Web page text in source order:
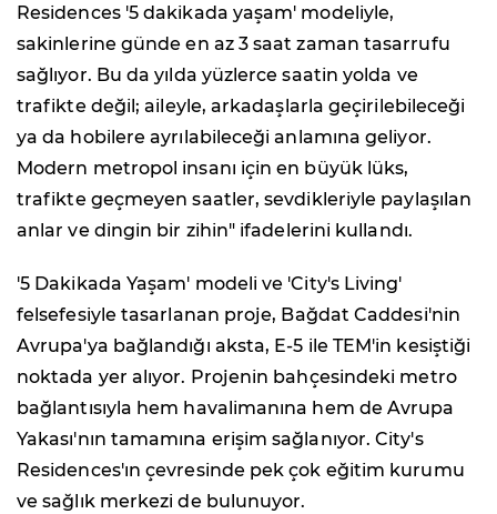
Residences '5 dakikada yaşam' modeliyle,
sakinlerine günde en az 3 saat zaman tasarrufu
sağlıyor. Bu da yılda yüzlerce saatin yolda ve
trafikte değil; aileyle, arkadaşlarla geçirilebileceği
ya da hobilere ayrılabileceği anlamına geliyor.
Modern metropol insanı için en büyük lüks,
trafikte geçmeyen saatler, sevdikleriyle paylaşılan
anlar ve dingin bir zihin" ifadelerini kullandı.
'5 Dakikada Yaşam' modeli ve 'City's Living'
felsefesiyle tasarlanan proje, Bağdat Caddesi'nin
Avrupa'ya bağlandığı aksta, E-5 ile TEM'in kesiştiği
noktada yer alıyor. Projenin bahçesindeki metro
bağlantısıyla hem havalimanına hem de Avrupa
Yakası'nın tamamına erişim sağlanıyor. City's
Residences'ın çevresinde pek çok eğitim kurumu
ve sağlık merkezi de bulunuyor.